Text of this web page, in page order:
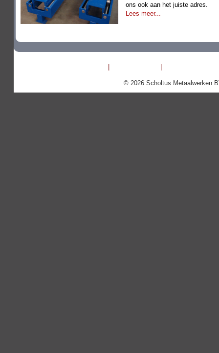
ons ook aan het juiste adres.
Lees meer...
| |
© 2026 Scholtus Metaalwerken